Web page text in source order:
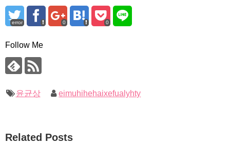
error 0 0
Follow Me
윤균상 eimuhihehaixefualyhty
Related Posts